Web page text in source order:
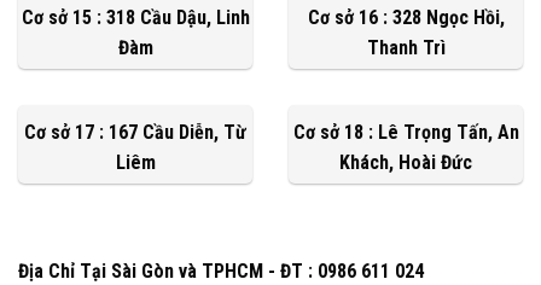
Cơ sở 15 : 318 Cầu Dậu, Linh
Đàm
Cơ sở 16 : 328 Ngọc Hồi,
Thanh Trì
Cơ sở 17 : 167 Cầu Diễn, Từ
Liêm
Cơ sở 18 : Lê Trọng Tấn, An
Khách, Hoài Đức
Địa Chỉ Tại Sài Gòn và TPHCM - ĐT : 0986 611 024